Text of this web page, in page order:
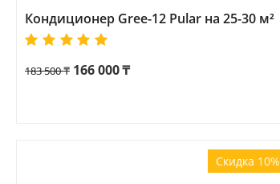
Кондиционер Gree-12 Pular на 25-30 м²
183 500₸ 166 000₸
Скидка 10%